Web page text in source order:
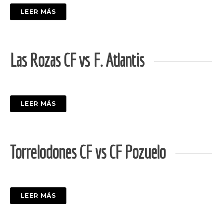
LEER MÁS
Las Rozas CF vs F. Atlantis
LEER MÁS
Torrelodones CF vs CF Pozuelo
LEER MÁS